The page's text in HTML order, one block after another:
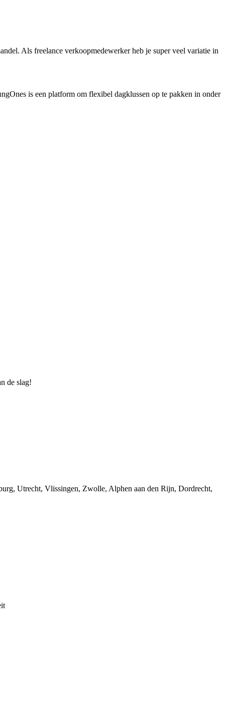
Als freelance verkoopmedewerker heb je super veel variatie in
is een platform om flexibel dagklussen op te pakken in onder
de slag!
Utrecht, Vlissingen, Zwolle, Alphen aan den Rijn, Dordrecht,